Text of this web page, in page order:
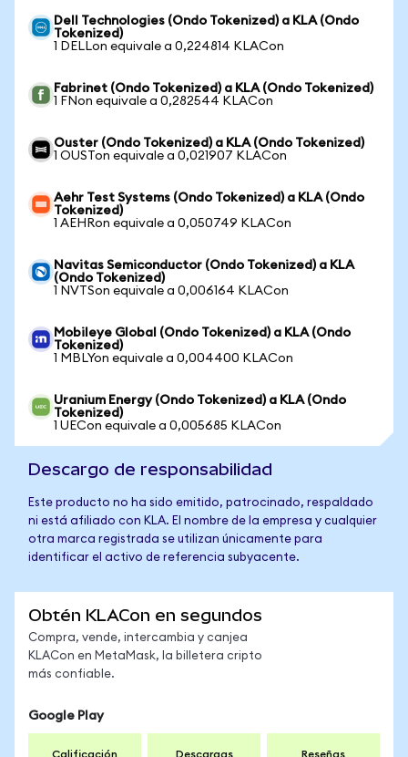
Dell Technologies (Ondo Tokenized) a KLA (Ondo
Tokenized)
1 DELLon equivale a 0,224814 KLACon
Fabrinet (Ondo Tokenized) a KLA (Ondo Tokenized)
1 FNon equivale a 0,282544 KLACon
Ouster (Ondo Tokenized) a KLA (Ondo Tokenized)
1 OUSTon equivale a 0,021907 KLACon
Aehr Test Systems (Ondo Tokenized) a KLA (Ondo
Tokenized)
1 AEHRon equivale a 0,050749 KLACon
Navitas Semiconductor (Ondo Tokenized) a KLA
(Ondo Tokenized)
1 NVTSon equivale a 0,006164 KLACon
Mobileye Global (Ondo Tokenized) a KLA (Ondo
Tokenized)
1 MBLYon equivale a 0,004400 KLACon
Uranium Energy (Ondo Tokenized) a KLA (Ondo
Tokenized)
1 UECon equivale a 0,005685 KLACon
Descargo de responsabilidad
Este producto no ha sido emitido, patrocinado, respaldado
ni está afiliado con KLA. El nombre de la empresa y cualquier
otra marca registrada se utilizan únicamente para
identificar el activo de referencia subyacente.
Obtén KLACon en segundos
Compra, vende, intercambia y canjea
KLACon en MetaMask, la billetera cripto
más confiable.
Google Play
Calificación Descargas Reseñas